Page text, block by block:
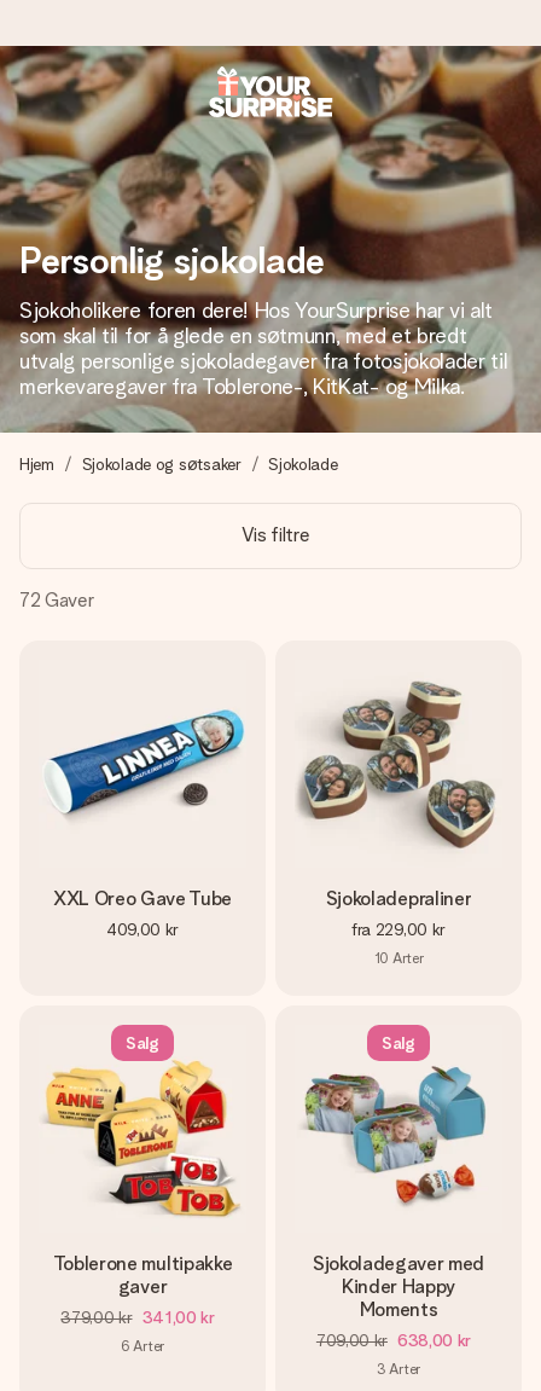
Bestill i dag, sendes innen 1 virkedag
Vi lager dine gaver med omtanke og sender den avgårde så
raskt som mulig - slik at du kan gi gaven i tide, når den betyr
aller mest.
4,5 (basert på +15 000 anmeldelser)
Gavene våre inspirerer. Kundene gir oss 4,5 på Google
Reviews.
Lag noe unikt med bare noen få steg - med hennes navn,
et bilde av dere eller en beskjed som virkelig berører
hjertet. Ikke noe tull, bare masse kjærlighet i øyeblikket.
Personlig sjokolade
Sjokoholikere foren dere! Hos YourSurprise har vi alt
som skal til for å glede en søtmunn, med et bredt
utvalg personlige sjokoladegaver fra fotosjokolader til
merkevaregaver fra Toblerone-, KitKat- og Milka.
Hjem Sjokolade og søtsaker Sjokolade
Vis filtre
72 Gaver
XXL Oreo Gave Tube
409,00 kr
Sjokoladepraliner
fra 229,00 kr
10 Arter
Salg
Toblerone multipakke
gaver
379,00 kr 341,00 kr
6 Arter
Salg
Sjokoladegaver med
Kinder Happy
Moments
709,00 kr 638,00 kr
3 Arter